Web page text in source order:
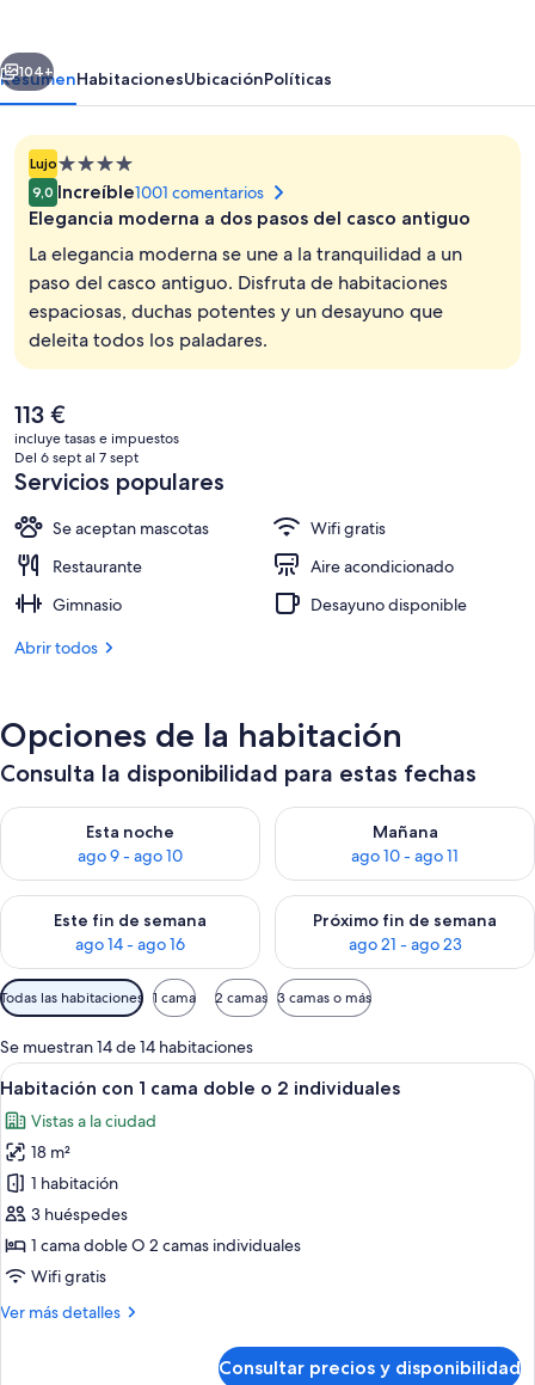
Siguiente
104+
ResumenHabitacionesUbicaciónPolíticas
LujoAlojamiento
de
4.0 estrellas
9,0 Increíble1001 comentarios
Elegancia moderna a dos pasos del casco antiguo
La elegancia moderna se une a la tranquilidad a un
paso del casco antiguo. Disfruta de habitaciones
espaciosas, duchas potentes y un desayuno que
deleita todos los paladares.
El
precio
actual
es
de
113 €
113 €
incluye tasas e impuestos
Del 6 sept al 7 sept
Servicios populares
Se aceptan mascotas
Wifi gratis
Restaurante
Aire acondicionado
Gimnasio
Desayuno disponible
Abrir todos
Opciones de la habitación
Consulta la disponibilidad para estas fechas
Esta noche
ago 9 - ago 10
Consulta la disponibilidad para esta noche, ago 9 - ago 10
Mañana
ago 10 - ago 11
Consulta la disponibilidad
Este fin de semana
ago 14 - ago 16
Consulta la disponibilidad para este fin de semana, ago 14 -
Próximo fin de semana
ago 21 - ago 23
Consulta la disponibilidad
Filtros
disponibles
para
las
habitaciones
Todas las habitaciones 1 cama 2 camas 3 camas o más
Se muestran 14 de 14 habitaciones
Abrir
todas
las
fotos
de
Habitación
con
1
doble
Habitación de hotel con una cama
11
Habitación con 1 cama doble o 2 individuales
Vistas a la ciudad
18 m²
1 habitación
3 huéspedes
1 cama doble O 2 camas individuales
Wifi gratis
Ver más detalles
Más
Consultar precios y disponibilidad